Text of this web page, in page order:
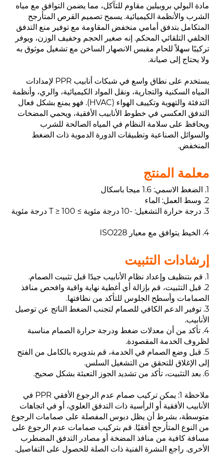
مادة البولي بروبيلين مقاوم للتآكل، مما يضمن التوافق مع مياه
الشرب والأنظمة الكيميائية. يسمح تصميم القرص المتأرجح
المتكامل بتدفق أمامي منخفض المقاومة مع توفير منع التدفق
الخلفي التلقائي المحكم. إنه صغير الحجم وخفيف الوزن، ويوفر
تركيبًا سهلاً للحام مقبس الانصهار الساخن مع تشغيل موثوق به
ولا يحتاج إلى صيانة.
يستخدم على نطاق واسع في شبكات أنابيب PPR لإمدادات
المياه السكنية والتجارية، ونقل المواد الكيميائية، والري، وأنظمة
التدفئة والتهوية وتكييف الهواء (HVAC). فهو يمنع بشكل فعال
التدفق العكسي في خطوط الأنابيب الأفقية، ويحمي المضخات
ويحافظ على سلامة النظام في المياه الصالحة للشرب
والسوائل الصناعية وتطبيقات الدورة الدموية ذات الضغط
المنخفض.
معلمة المنتج
1. الضغط الاسمي: 1.6 ميجا باسكال
2. وسط العمل: الماء
3. درجة حرارة التشغيل: -10 درجة مئوية ≥ T ≥ 100 درجة مئوية
4. الخيط يتوافق مع معيار ISO228
إرشادات التثبيت
1. قم بتنظيف وإعداد نظام الأنابيب جيدًا قبل تثبيت الصمام.
2. قبل التثبيت، قم بإزالة أي أغطية نهاية واقية وافحص منافذ
الصمامات وأسطح الجلوس للتأكد من نظافتها.
3. توفير الدعم الكافي للصمام لتجنب الضغط الناتج عن توصيل
الأنابيب.
4. تأكد من أن معدلات ضغط ودرجة حرارة الصمام مناسبة
لظروف الخدمة المقصودة.
5. قبل وضع الصمام في الخدمة، قم بتدويره بالكامل من الفتح
إلى الإغلاق للتحقق من التشغيل السلس.
6. بعد التثبيت، تأكد من تشديد الجوز التعبئة بشكل صحيح.
ملاحظة 1: يمكن تركيب صمام عدم الرجوع الأفقي PPR في
الأنابيب الأفقية أو الرأسية ذات التدفق العلوي، أو في اتجاهات
متوسطة، بشرط أن يظل دبوس المفصلة على صمامات الرجوع
من النوع المتأرجح أفقيًا. قم بتركيب صمامات عدم الرجوع على
مسافة كافية من منافذ المضخة أو مصادر التدفق المضطرب
الأخرى. راجع النشرة الفنية ذات الصلة للحصول على التفاصيل.